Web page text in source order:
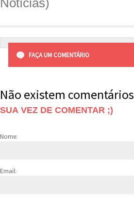
Notícias)
FAÇA UM COMENTÁRIO
Não existem comentários
SUA VEZ DE COMENTAR ;)
Nome:
Email: